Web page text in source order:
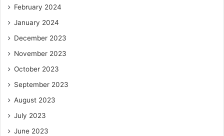
February 2024
January 2024
December 2023
November 2023
October 2023
September 2023
August 2023
July 2023
June 2023